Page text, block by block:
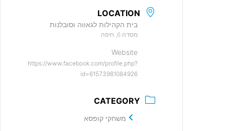
LOCATION
בית הקהילות לגאווה וסובלנות
מסדה 6, חיפה
Website
https://www.facebook.com/profile.php?
id=61573981084926
CATEGORY
משחקי קופסא